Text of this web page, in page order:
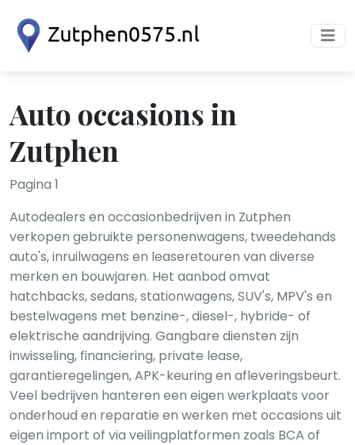
Auto occasions in
Zutphen
Pagina 1
Autodealers en occasionbedrijven in Zutphen
verkopen gebruikte personenwagens, tweedehands
auto's, inruilwagens en leaseretouren van diverse
merken en bouwjaren. Het aanbod omvat
hatchbacks, sedans, stationwagens, SUV's, MPV's en
bestelwagens met benzine-, diesel-, hybride- of
elektrische aandrijving. Gangbare diensten zijn
inwisseling, financiering, private lease,
garantieregelingen, APK-keuring en afleveringsbeurt.
Veel bedrijven hanteren een eigen werkplaats voor
onderhoud en reparatie en werken met occasions uit
eigen import of via veilingplatformen zoals BCA of